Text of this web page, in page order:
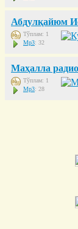
Абдулқайюм
Тўплам: 1
Mp3: 32
Маҳалла
Тўплам: 1
Mp3: 28